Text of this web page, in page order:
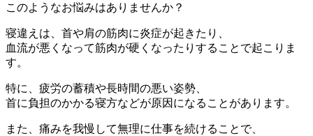
このようなお悩みはありませんか？
寝違えは、首や肩の筋肉に炎症が起きたり、
血流が悪くなって筋肉が硬くなったりすることで起こりま
す。
特に、疲労の蓄積や長時間の悪い姿勢、
首に負担のかかる寝方などが原因になることがあります。
また、痛みを我慢して無理に仕事を続けることで、